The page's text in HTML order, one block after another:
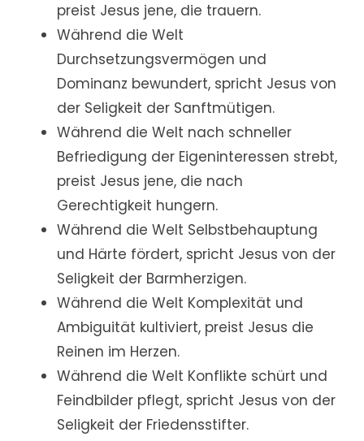
preist Jesus jene, die trauern.
Während die Welt
Durchsetzungsvermögen und
Dominanz bewundert, spricht Jesus von
der Seligkeit der Sanftmütigen.
Während die Welt nach schneller
Befriedigung der Eigeninteressen strebt,
preist Jesus jene, die nach
Gerechtigkeit hungern.
Während die Welt Selbstbehauptung
und Härte fördert, spricht Jesus von der
Seligkeit der Barmherzigen.
Während die Welt Komplexität und
Ambiguität kultiviert, preist Jesus die
Reinen im Herzen.
Während die Welt Konflikte schürt und
Feindbilder pflegt, spricht Jesus von der
Seligkeit der Friedensstifter.